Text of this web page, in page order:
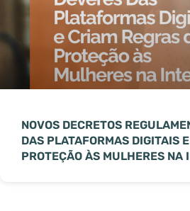
NOVOS DECRETOS
DAS PLATAFORMAS DIGITAIS
PROTEÇÃO ÀS MULHERES NA